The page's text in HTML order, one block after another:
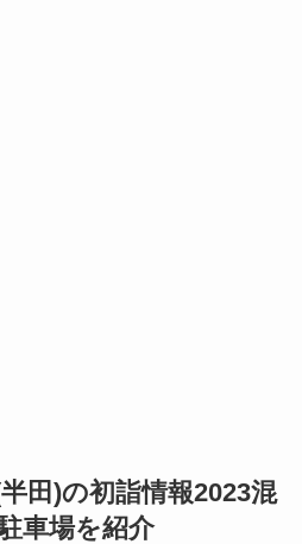
田)の初詣情報2023混
車場を紹介